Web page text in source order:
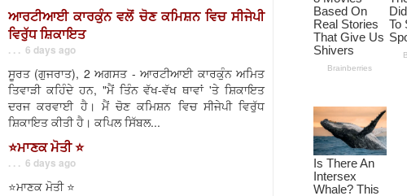
ਆਰਟੀਆਈ ਕਾਰਕੁੰਨ ਵਲੋਂ ਚੋਣ ਕਮਿਸ਼ਨ ਵਿਚ ਸੀਜੇਪੀ
ਵਿਰੁੱਧ ਸ਼ਿਕਾਇਤ
. . . 6 days ago
ਸੂਰਤ (ਗੁਜਰਾਤ), 2 ਅਗਸਤ - ਆਰਟੀਆਈ ਕਾਰਕੁੰਨ ਅਮਿਤ
ਤਿਵਾੜੀ ਕਹਿੰਦੇ ਹਨ, "ਮੈਂ ਤਿੰਨ ਵੱਖ-ਵੱਖ ਥਾਵਾਂ 'ਤੇ ਸ਼ਿਕਾਇਤ
ਦਰਜ ਕਰਵਾਈ ਹੈ। ਮੈਂ ਚੋਣ ਕਮਿਸ਼ਨ ਵਿਚ ਸੀਜੇਪੀ ਵਿਰੁੱਧ
ਸ਼ਿਕਾਇਤ ਕੀਤੀ ਹੈ। ਕਪਿਲ ਸਿੱਬਲ...
⭐️ਮਾਣਕ ਮੋਤੀ ⭐️
. . . 6 days ago
⭐️ਮਾਣਕ ਮੋਤੀ ⭐️